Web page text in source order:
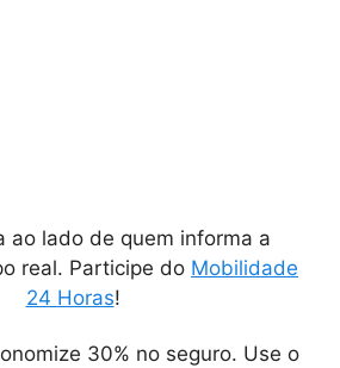
ao lado de quem informa a
real. Participe do Mobilidade
24 Horas!
30% no seguro. Use o